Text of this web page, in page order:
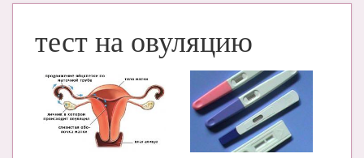
НОВОРОЖДЕННЫЙ
РАЗВИТИЕ
ВОПРОС-ОТВЕТ
тест на овуляцию